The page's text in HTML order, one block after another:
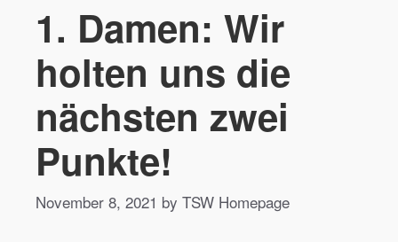
1. Damen: Wir
holten uns die
nächsten zwei
Punkte!
November 8, 2021 by TSW Homepage